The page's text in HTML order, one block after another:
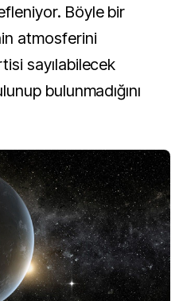
Böyle bir
atmosferini
sayılabilecek
bulunmadığını